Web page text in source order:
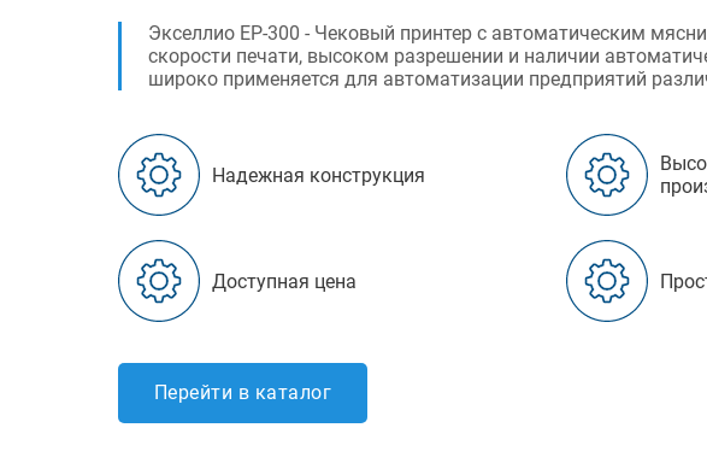
Экселлио ЕР-300 - Чековый принтер с автоматическим
скорости печати, высоком разрешении и наличии
широко применяется для автоматизации предприятий
Надежная конструкция
Доступная цена
Перейти в каталог